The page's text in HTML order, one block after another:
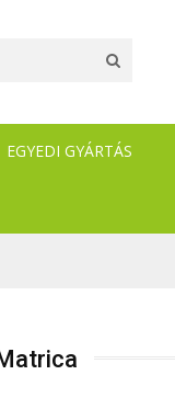
EGYEDI GYÁRTÁS